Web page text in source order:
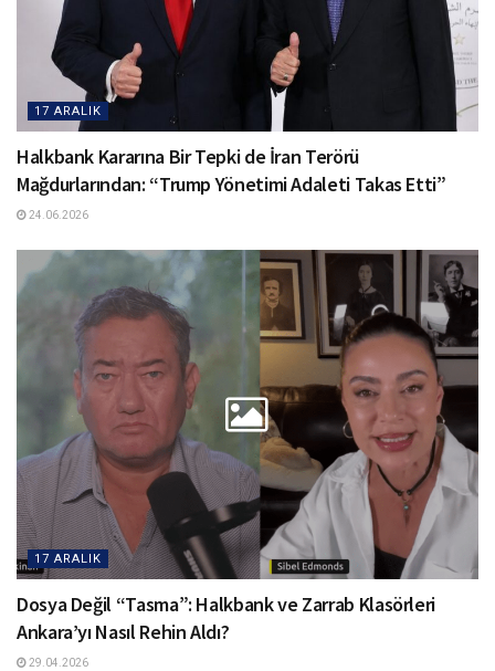
17 ARALIK
Halkbank Kararına Bir Tepki de İran Terörü
Mağdurlarından: “Trump Yönetimi Adaleti Takas Etti”
24.06.2026
17 ARALIK
Dosya Değil “Tasma”: Halkbank ve Zarrab Klasörleri
Ankara’yı Nasıl Rehin Aldı?
29.04.2026